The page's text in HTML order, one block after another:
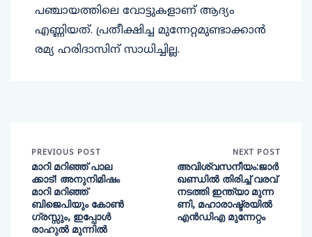
പഞ്ചായത്തിലെ വോട്ടുകളാണ് ആദ്യം
എണ്ണിയത്. പ്രതീക്ഷിച്ച മുന്നേറ്റമുണ്ടാക്കാന്‍
രമ്യ ഹരിദാസിന് സാധിച്ചില്ല.
PREVIOUS POST
മാറി മറിഞ്ഞ് പാല
ക്കാട്‌! അനുനിമിഷം
മാറി മറിഞ്ഞ്
ബിജെപിയും കോൺ
ഗ്രസ്സും, ഇപ്പോൾ
രാഹുൽ മുന്നിൽ
NEXT POST
അവിശ്വസനീയം:ജാർ
ഖണ്ഡിൽ തിരിച്ച് വരവ്
നടത്തി ഇന്ത്യാ മുന്ന
ണി, മഹാരാഷ്ട്രയിൽ
എൻഡിഎ മുന്നേറ്റം